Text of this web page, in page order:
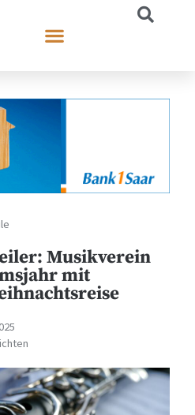
Musikverein
mit